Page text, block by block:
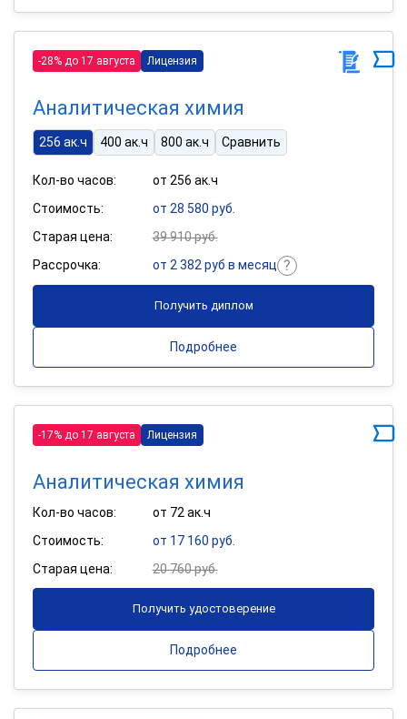
-28% до 17 августа Лицензия
Аналитическая химия
256 ак.ч 400 ак.ч 800 ак.ч Сравнить
Кол-во часов:
от 256 ак.ч
Стоимость:
от 28 580 руб.
Старая цена:
39 910 руб.
Рассрочка:
от 2 382 руб в месяц
Получить диплом
Подробнее
-17% до 17 августа Лицензия
Аналитическая химия
Кол-во часов:
от 72 ак.ч
Стоимость:
от 17 160 руб.
Старая цена:
20 760 руб.
Получить удостоверение
Подробнее